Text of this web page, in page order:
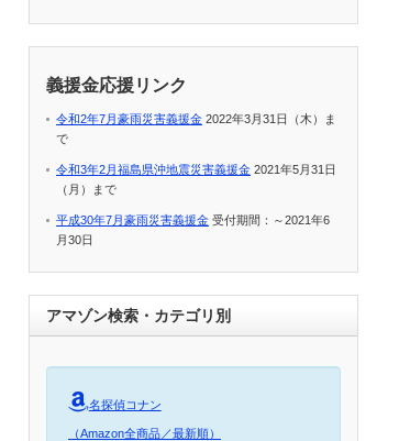
義援金応援リンク
令和2年7月豪雨災害義援金 2022年3月31日（木）ま
で
令和3年2月福島県沖地震災害義援金 2021年5月31日
（月）まで
平成30年7月豪雨災害義援金 受付期間：～2021年6
月30日
アマゾン検索・カテゴリ別
名探偵コナン
（Amazon全商品／最新順）